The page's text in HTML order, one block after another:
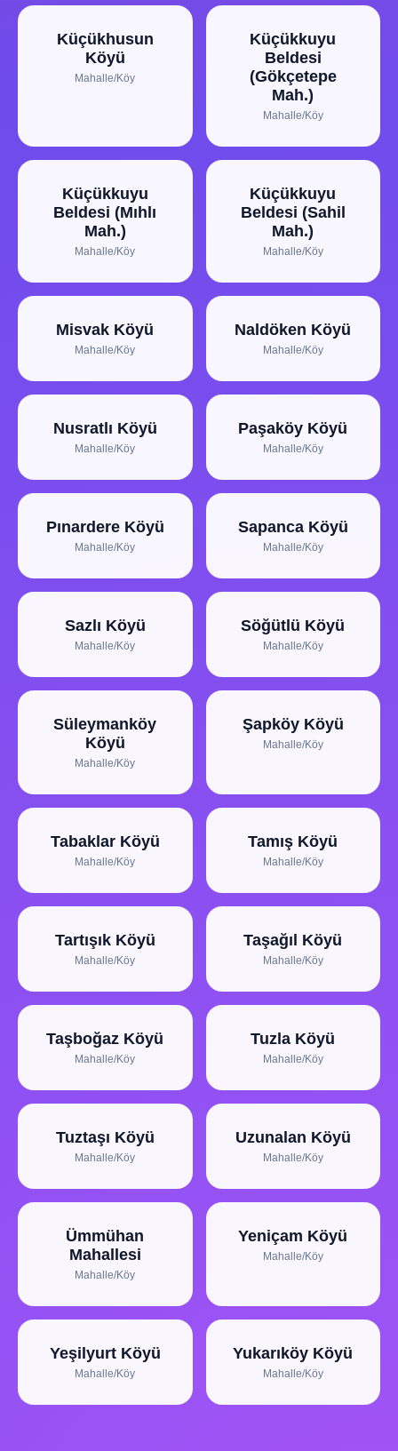
Küçükhusun
Köyü
Mahalle/Köy
Küçükkuyu
Beldesi
(Gökçetepe
Mah.)
Mahalle/Köy
Küçükkuyu
Beldesi (Mıhlı
Mah.)
Mahalle/Köy
Küçükkuyu
Beldesi (Sahil
Mah.)
Mahalle/Köy
Misvak Köyü
Mahalle/Köy
Naldöken Köyü
Mahalle/Köy
Nusratlı Köyü
Mahalle/Köy
Paşaköy Köyü
Mahalle/Köy
Pınardere Köyü
Mahalle/Köy
Sapanca Köyü
Mahalle/Köy
Sazlı Köyü
Mahalle/Köy
Söğütlü Köyü
Mahalle/Köy
Süleymanköy
Köyü
Mahalle/Köy
Şapköy Köyü
Mahalle/Köy
Tabaklar Köyü
Mahalle/Köy
Tamış Köyü
Mahalle/Köy
Tartışık Köyü
Mahalle/Köy
Taşağıl Köyü
Mahalle/Köy
Taşboğaz Köyü
Mahalle/Köy
Tuzla Köyü
Mahalle/Köy
Tuztaşı Köyü
Mahalle/Köy
Uzunalan Köyü
Mahalle/Köy
Ümmühan
Mahallesi
Mahalle/Köy
Yeniçam Köyü
Mahalle/Köy
Yeşilyurt Köyü
Mahalle/Köy
Yukarıköy Köyü
Mahalle/Köy